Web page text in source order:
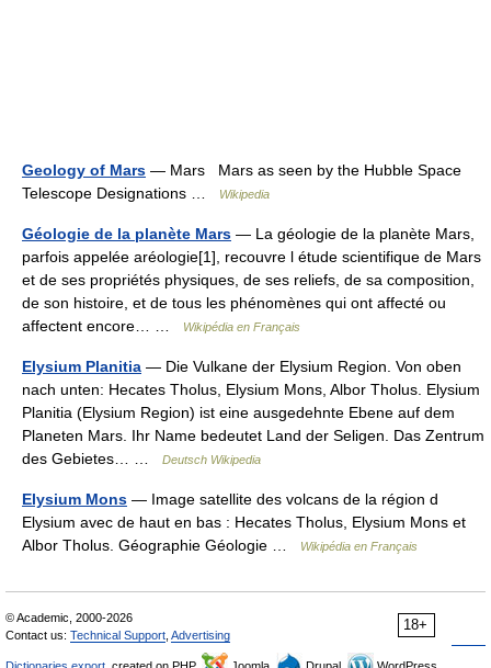
Geology of Mars — Mars Mars as seen by the Hubble Space
Telescope Designations …
Wikipedia
Géologie de la planète Mars — La géologie de la planète Mars,
parfois appelée aréologie[1], recouvre l étude scientifique de Mars
et de ses propriétés physiques, de ses reliefs, de sa composition,
de son histoire, et de tous les phénomènes qui ont affecté ou
affectent encore… …
Wikipédia en Français
Elysium Planitia — Die Vulkane der Elysium Region. Von oben
nach unten: Hecates Tholus, Elysium Mons, Albor Tholus. Elysium
Planitia (Elysium Region) ist eine ausgedehnte Ebene auf dem
Planeten Mars. Ihr Name bedeutet Land der Seligen. Das Zentrum
des Gebietes… …
Deutsch Wikipedia
Elysium Mons — Image satellite des volcans de la région d
Elysium avec de haut en bas : Hecates Tholus, Elysium Mons et
Albor Tholus. Géographie Géologie …
Wikipédia en Français
18+
© Academic, 2000-2026
Contact us: Technical Support Advertising